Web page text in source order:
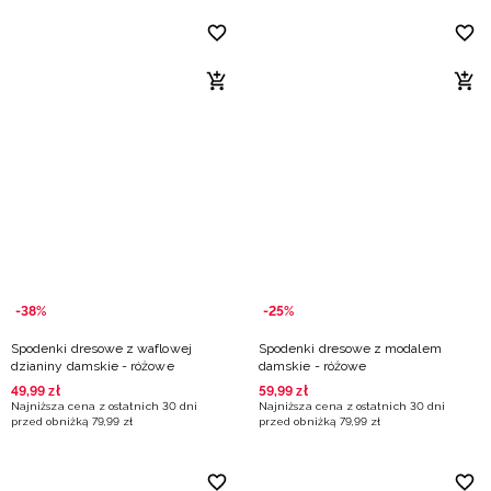
-38%
Spodenki dresowe z waflowej
dzianiny damskie - różowe
49,99 zł
Najniższa cena z ostatnich 30 dni
przed obniżką 79,99 zł
-25%
Spodenki dresowe z modalem
damskie - różowe
59,99 zł
Najniższa cena z ostatnich 30 dni
przed obniżką 79,99 zł